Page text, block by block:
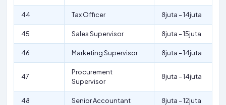
44 Tax Officer 8juta – 14juta
45 Sales Supervisor 8juta – 15juta
46 Marketing Supervisor 8juta – 14juta
47
Procurement
Supervisor
8juta – 14juta
48 Senior Accountant 8juta – 12juta